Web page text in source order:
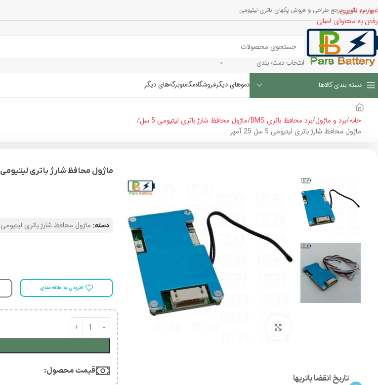
عبور به ناوبری
رفتن به محتوای اصلی
پارس باتری مرجع طراحی و فروش پکهای باتری لیتیومی
انتخاب دسته بندی
دسته بندی کالاها دموهای دیگرفروشگاهمگامنوبرگه‌های دیگر
خانه برد و ماژول برد محافظ باتری BMS
ماژول محافظ شارژ باتری لیتیومی 5 سل
ماژول محافظ شارژ باتری لیتیومی 5 سل 25 آمپر
تاریخ انقضا باتریها
ماژول محافظ شارژ باتری لیتیومی 5 سل 25 آمپر
دسته: ماژول محافظ شارژ باتری لیتیومی 5 سل
افزودن به علاقه مندی
قیمت محصول:​